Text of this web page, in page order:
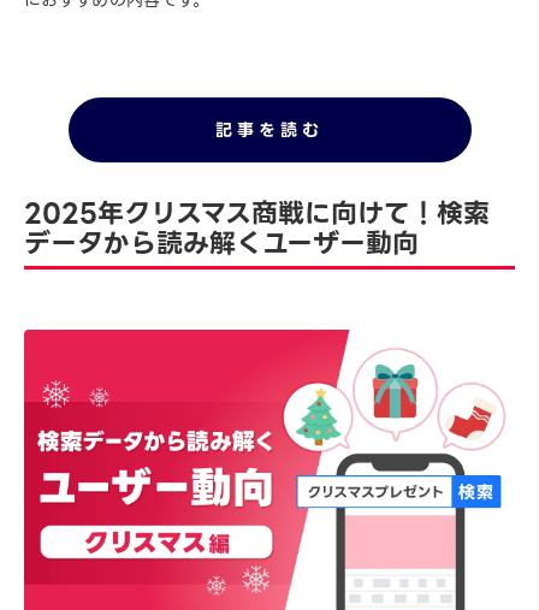
記事を読む
2025年クリスマス商戦に向けて！検索
データから読み解くユーザー動向